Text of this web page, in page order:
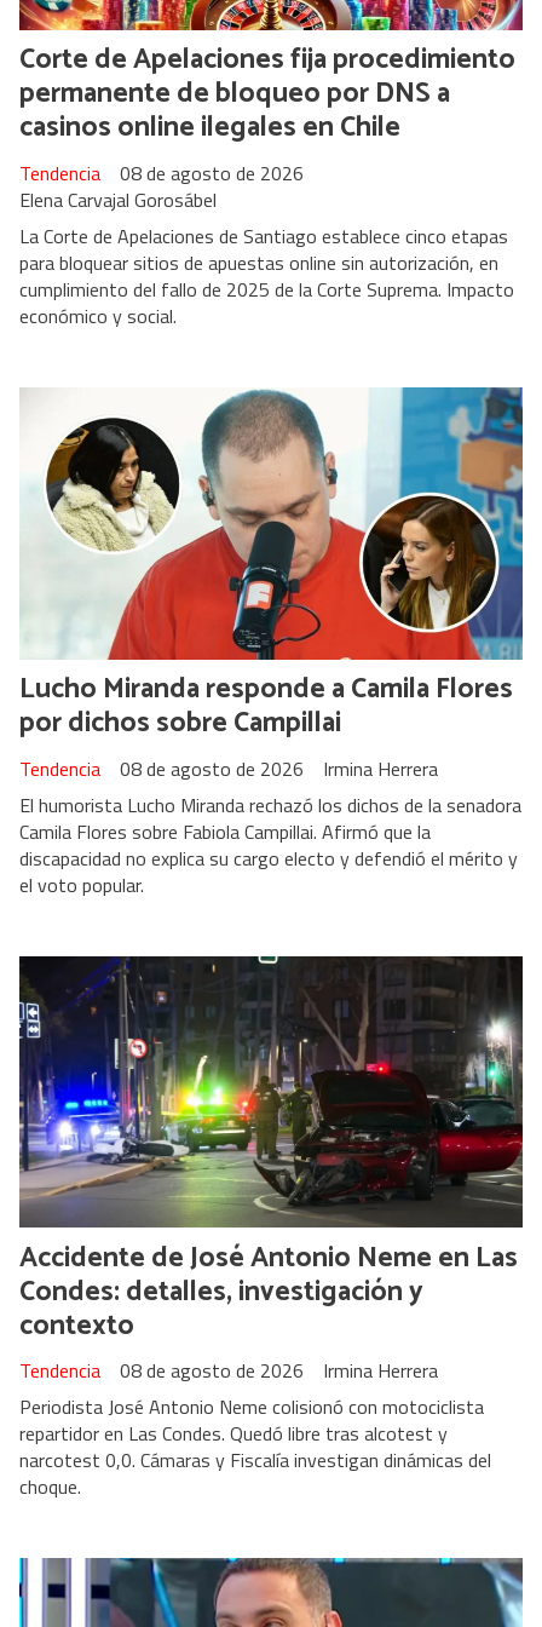
Corte de Apelaciones fija procedimiento
permanente de bloqueo por DNS a
casinos online ilegales en Chile
Elena Carvajal Gorosábel
Tendencia 08 de agosto de 2026
La Corte de Apelaciones de Santiago establece cinco etapas
para bloquear sitios de apuestas online sin autorización, en
cumplimiento del fallo de 2025 de la Corte Suprema. Impacto
económico y social.
Lucho Miranda responde a Camila Flores
por dichos sobre Campillai
Irmina Herrera
Tendencia
08 de agosto de 2026
El humorista Lucho Miranda rechazó los dichos de la senadora
Camila Flores sobre Fabiola Campillai. Afirmó que la
discapacidad no explica su cargo electo y defendió el mérito y
el voto popular.
Accidente de José Antonio Neme en Las
Condes: detalles, investigación y
contexto
Irmina Herrera
Tendencia
08 de agosto de 2026
Periodista José Antonio Neme colisionó con motociclista
repartidor en Las Condes. Quedó libre tras alcotest y
narcotest 0,0. Cámaras y Fiscalía investigan dinámicas del
choque.